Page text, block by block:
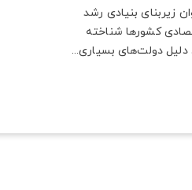
زیربنای بنیادی رشد
کشورها شناخته
دولت‌های بسیاری...